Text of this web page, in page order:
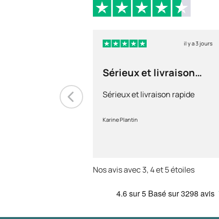
il y a 3 jours
Sérieux et livraison
Sérieux et livraison rapide
Karine Plantin
Nos avis avec 3, 4 et 5 étoiles
4.6sur 5 Basé sur3298 avis